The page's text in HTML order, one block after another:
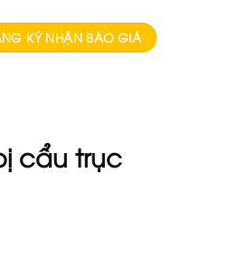
KÝ NHẬN BÁO GIÁ
cẩu trục